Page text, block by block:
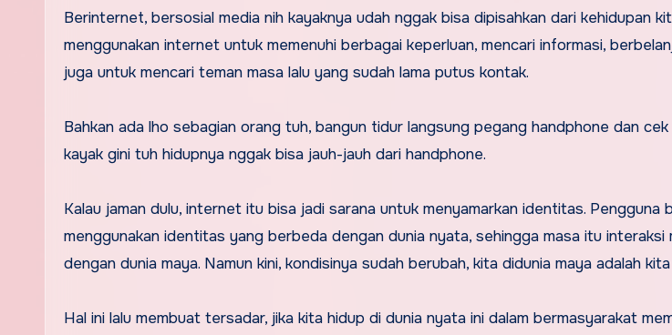
Berinternet, bersosial media nih kayaknya udah nggak bisa dipisahkan dari kehidupan
menggunakan internet untuk memenuhi berbagai keperluan, mencari informasi,
juga untuk mencari teman masa lalu yang sudah lama putus kontak.
Bahkan ada lho sebagian orang tuh, bangun tidur langsung pegang handphone dan
kayak gini tuh hidupnya nggak bisa jauh-jauh dari handphone.
Kalau jaman dulu, internet itu bisa jadi sarana untuk menyamarkan identitas.
menggunakan identitas yang berbeda dengan dunia nyata, sehingga masa itu interaksi
dengan dunia maya. Namun kini, kondisinya sudah berubah, kita didunia maya adalah
Hal ini lalu membuat tersadar, jika kita hidup di dunia nyata ini dalam bermasyarakat